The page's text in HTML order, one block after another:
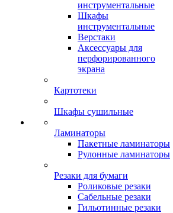
инструментальные
Шкафы
инструментальные
Верстаки
Аксессуары для
перфорированного
экрана
Картотеки
Шкафы сушильные
Ламинаторы
Пакетные ламинаторы
Рулонные ламинаторы
Резаки для бумаги
Роликовые резаки
Сабельные резаки
Гильотинные резаки